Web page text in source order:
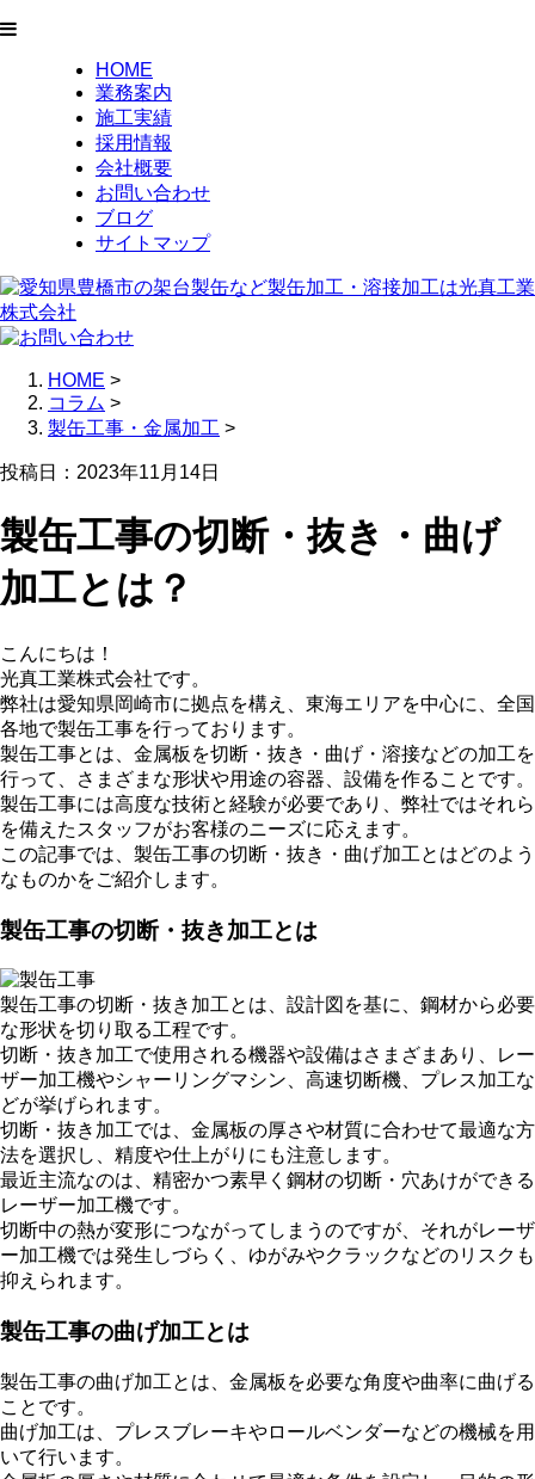
HOME
業務案内
施工実績
採用情報
会社概要
お問い合わせ
ブログ
サイトマップ
HOME >
コラム >
製缶工事・金属加工 >
投稿日：2023年11月14日
製缶工事の切断・抜き・曲げ
加工とは？
こんにちは！
光真工業株式会社です。
弊社は愛知県岡崎市に拠点を構え、東海エリアを中心に、全国
各地で製缶工事を行っております。
製缶工事とは、金属板を切断・抜き・曲げ・溶接などの加工を
行って、さまざまな形状や用途の容器、設備を作ることです。
製缶工事には高度な技術と経験が必要であり、弊社ではそれら
を備えたスタッフがお客様のニーズに応えます。
この記事では、製缶工事の切断・抜き・曲げ加工とはどのよう
なものかをご紹介します。
製缶工事の切断・抜き加工とは
製缶工事の切断・抜き加工とは、設計図を基に、鋼材から必要
な形状を切り取る工程です。
切断・抜き加工で使用される機器や設備はさまざまあり、レー
ザー加工機やシャーリングマシン、高速切断機、プレス加工な
どが挙げられます。
切断・抜き加工では、金属板の厚さや材質に合わせて最適な方
法を選択し、精度や仕上がりにも注意します。
最近主流なのは、精密かつ素早く鋼材の切断・穴あけができる
レーザー加工機です。
切断中の熱が変形につながってしまうのですが、それがレーザ
ー加工機では発生しづらく、ゆがみやクラックなどのリスクも
抑えられます。
製缶工事の曲げ加工とは
製缶工事の曲げ加工とは、金属板を必要な角度や曲率に曲げる
ことです。
曲げ加工は、プレスブレーキやロールベンダーなどの機械を用
いて行います。